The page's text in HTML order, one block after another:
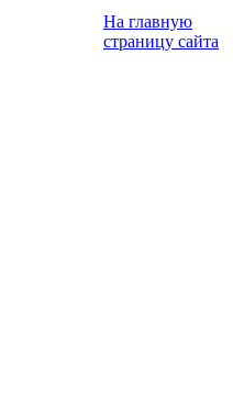
На главную
страницу сайта